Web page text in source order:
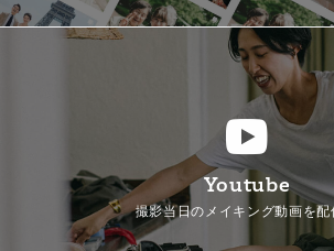
Youtube
撮影当日のメイキング動画を配